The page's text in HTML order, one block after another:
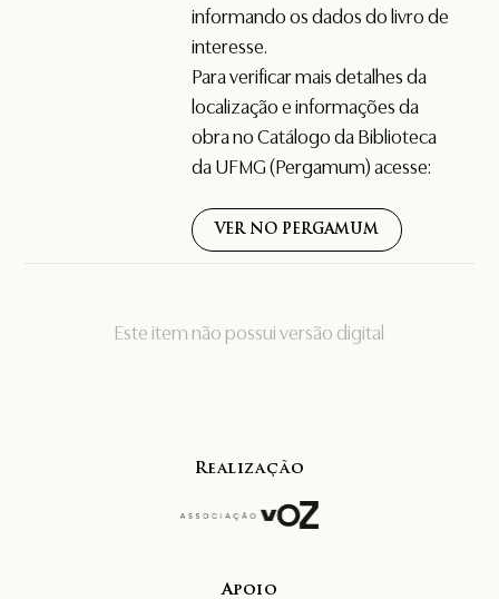
Este item não possui versão digital
informando os dados do livro de
interesse.
Para verificar mais detalhes da
localização e informações da
obra no Catálogo da Biblioteca
da UFMG (Pergamum) acesse:
VER NO PERGAMUM
Realização
Apoio